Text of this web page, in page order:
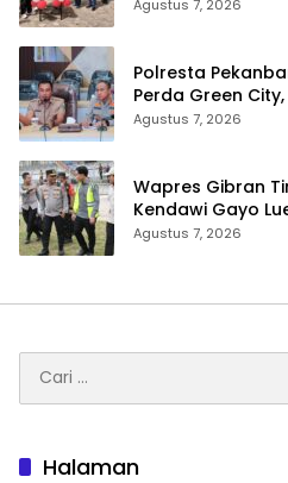
Agustus 7, 2026
Polresta
Perda Green
Sekolah
Agustus 7, 2026
Wapres Gibran
Kendawi Gayo
Aceh
Agustus 7, 2026
untuk:
Halaman